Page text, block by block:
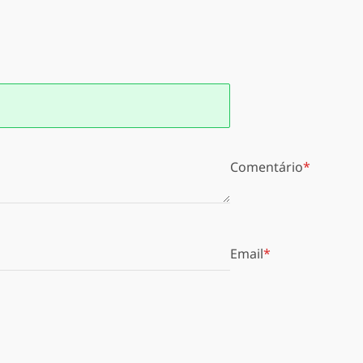
Comentário
Email